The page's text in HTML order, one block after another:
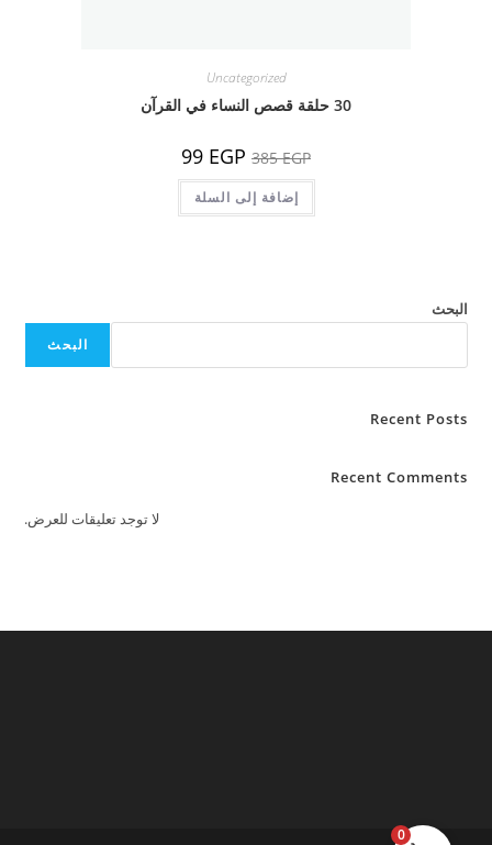
Uncategorized
30 حلقة قصص النساء في القرآن
385EGP السعر
الأصلي
هو:
385 EGP.
99 EGP
هو:
إضافة إلى السلة
البحث
البحث
Recent Posts
Recent Comments
لا توجد تعليقات للعرض.
0